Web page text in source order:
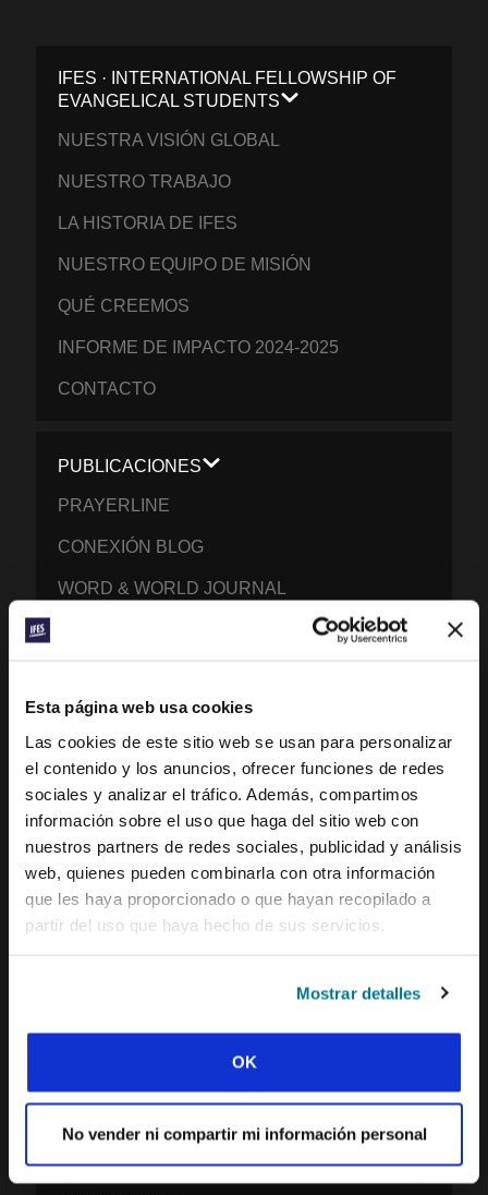
Esta página web usa cookies
Las cookies de este sitio web se usan para personalizar
el contenido y los anuncios, ofrecer funciones de redes
sociales y analizar el tráfico. Además, compartimos
información sobre el uso que haga del sitio web con
nuestros partners de redes sociales, publicidad y análisis
web, quienes pueden combinarla con otra información
que les haya proporcionado o que hayan recopilado a
partir del uso que haya hecho de sus servicios.
Mostrar detalles
OK
No vender ni compartir mi información personal
IFES · INTERNATIONAL FELLOWSHIP OF
EVANGELICAL STUDENTS
NUESTRA VISIÓN GLOBAL
NUESTRO TRABAJO
LA HISTORIA DE IFES
NUESTRO EQUIPO DE MISIÓN
QUÉ CREEMOS
INFORME DE IMPACTO 2024-2025
CONTACTO
PUBLICACIONES
PRAYERLINE
CONEXIÓN BLOG
WORD & WORLD JOURNAL
REFLEXIONES SOBRE LA GENERACIÓN Z
EXPLORA LOS MOVIMIENTOS DE IFES EN
AMÉRICA DEL NORTE
CARIBE
AMÉRICA LATINA
EUROPA
MENA – ORIENTE MEDIO Y ÁFRICA DEL
ASIA DEL SUR
ASIA DEL ESTE